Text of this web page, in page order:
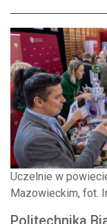
Uczelnie w
Mazowieckim, fot.